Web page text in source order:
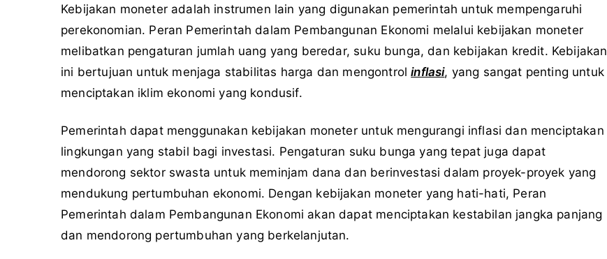
Kebijakan moneter adalah instrumen lain yang digunakan pemerintah untuk mempengaruhi
perekonomian. Peran Pemerintah dalam Pembangunan Ekonomi melalui kebijakan moneter
melibatkan pengaturan jumlah uang yang beredar, suku bunga, dan kebijakan kredit. Kebijakan
ini bertujuan untuk menjaga stabilitas harga dan mengontrolinflasi, yang sangat penting untuk
menciptakan iklim ekonomi yang kondusif.
Pemerintah dapat menggunakan kebijakan moneter untuk mengurangi inflasi dan menciptakan
lingkungan yang stabil bagi investasi. Pengaturan suku bunga yang tepat juga dapat
mendorong sektor swasta untuk meminjam dana dan berinvestasi dalam proyek-proyek yang
mendukung pertumbuhan ekonomi. Dengan kebijakan moneter yang hati-hati, Peran
Pemerintah dalam Pembangunan Ekonomi akan dapat menciptakan kestabilan jangka panjang
dan mendorong pertumbuhan yang berkelanjutan.